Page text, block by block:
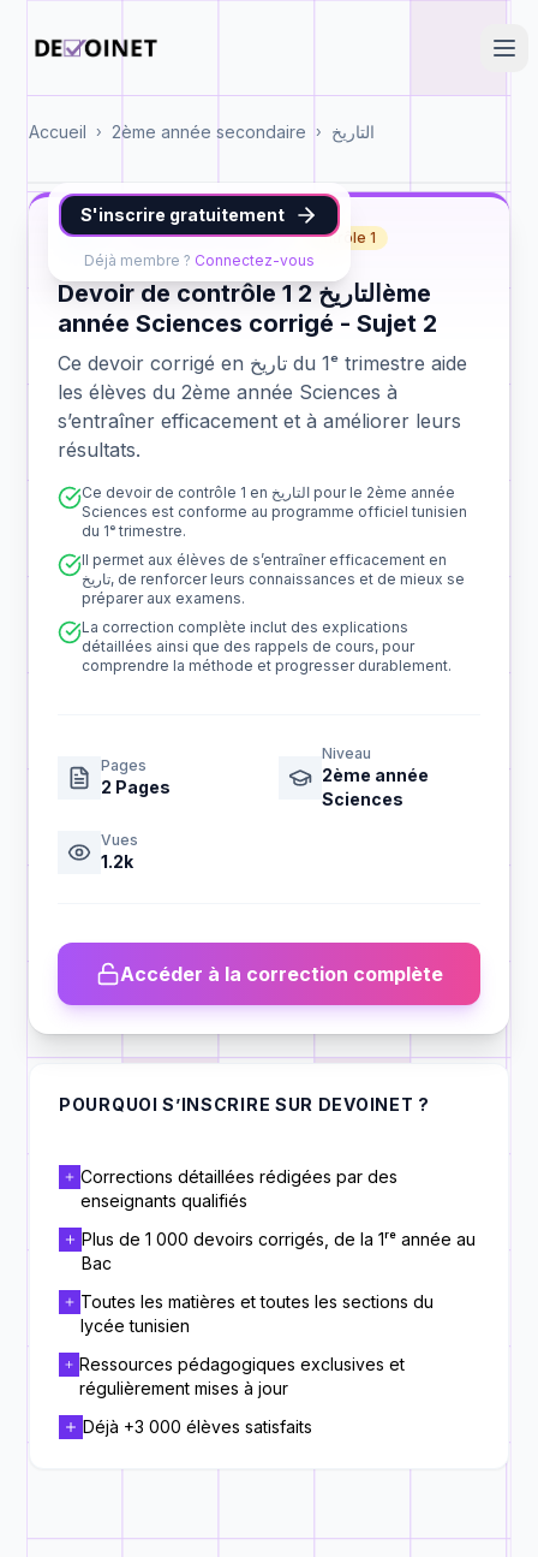
Accueil › 2ème année secondaire › التاريخ
S'inscrire gratuitement
Déjà membre ? Connectez-vous
تاريخ 2ème année Sciences contrôle 1
Devoir de contrôle 1 التاريخ 2ème
année Sciences corrigé - Sujet 2
Ce devoir corrigé en تاريخ du 1ᵉ trimestre aide
les élèves du 2ème année Sciences à
s’entraîner efficacement et à améliorer leurs
résultats.
Ce devoir de contrôle 1 en التاريخ pour le 2ème année
Sciences est conforme au programme officiel tunisien
du 1ᵉ trimestre.
Il permet aux élèves de s’entraîner efficacement en
تاريخ, de renforcer leurs connaissances et de mieux se
préparer aux examens.
La correction complète inclut des explications
détaillées ainsi que des rappels de cours, pour
comprendre la méthode et progresser durablement.
Pages
2 Pages
Niveau
2ème année
Sciences
Vues
1.2k
Accéder à la correction complète
POURQUOI S’INSCRIRE SUR DEVOINET ?
Corrections détaillées rédigées par des
enseignants qualifiés
Plus de 1 000 devoirs corrigés, de la 1ʳᵉ année au
Bac
Toutes les matières et toutes les sections du
lycée tunisien
Ressources pédagogiques exclusives et
régulièrement mises à jour
Déjà +3 000 élèves satisfaits